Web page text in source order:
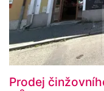
Prodej